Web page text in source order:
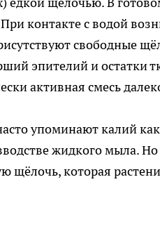
контакте с водой
свободные
эпителий и остатки
активная смесь
упоминают калий
жидкого мыла.
щёлочь, которая